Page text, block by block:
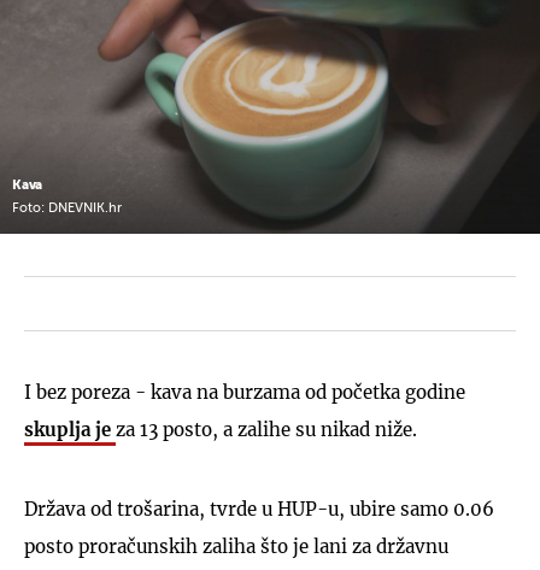
Kava
Foto: DNEVNIK.hr
I bez poreza - kava na burzama od početka godine
skuplja je za 13 posto, a zalihe su nikad niže.
Država od trošarina, tvrde u HUP-u, ubire samo 0.06
posto proračunskih zaliha što je lani za državnu